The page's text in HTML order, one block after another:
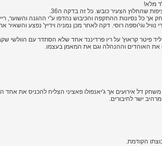
שהחלוץ הצעיר כובש. כל זה בדקה ה36.
כל נסיונות ההתקפה והכיבוש נהדפו ע"י ההגנה והשוער,
גארי נוויל וגי'וספה רוסי. דקה לאחר מכן נמניה וידיץ' נפצע
פיטר קראוץ' על ריו פרדיננד אחד שלא הסתדר עם הוולשי שקבע
דל אירועים אך ג'יאנפולו פאציני הצליח להכניס את אחד
הקודמת.